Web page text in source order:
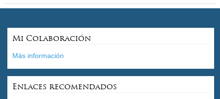
Mi Colaboración
Más información
Enlaces recomendados